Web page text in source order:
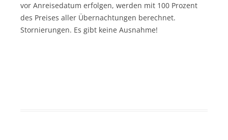
vor Anreisedatum erfolgen, werden mit 100 Prozent
des Preises aller Übernachtungen berechnet.
Stornierungen. Es gibt keine Ausnahme!